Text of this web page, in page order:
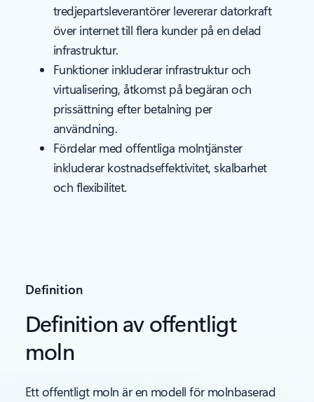
tredjepartsleverantörer levererar datorkraft
över internet till flera kunder på en delad
infrastruktur.
Funktioner inkluderar infrastruktur och
virtualisering, åtkomst på begäran och
prissättning efter betalning per
användning.
Fördelar med offentliga molntjänster
inkluderar kostnadseffektivitet, skalbarhet
och flexibilitet.
Definition
Definition av offentligt
moln
Ett offentligt moln är en modell för molnbaserad